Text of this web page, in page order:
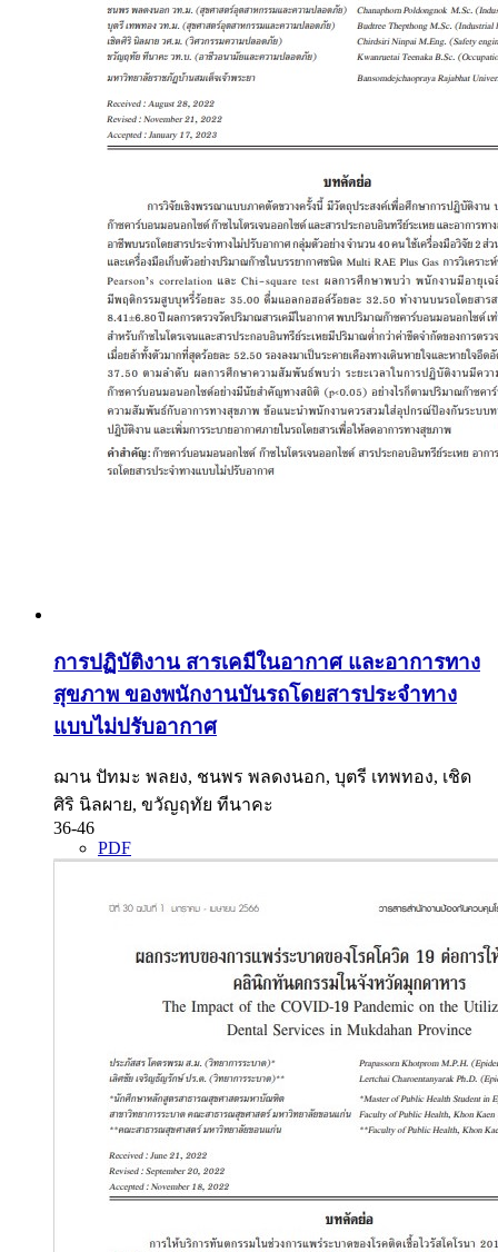
การปฏิบัติงาน สารเคมีในอากาศ และอาการทาง
สุขภาพ ของพนักงานบันรถโดยสารประจำทาง
แบบไม่ปรับอากาศ
ฌาน ปัทมะ พลยง, ชนพร พลดงนอก, บุตรี เทพทอง, เชิด
ศิริ นิลผาย, ขวัญฤทัย ทีนาคะ
36-46
PDF